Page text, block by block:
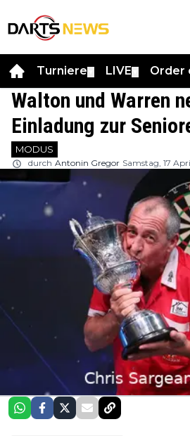
Turniere LIVE Order
Walton und Warren
Einladung zur
MODUS
durch Antonin Gregor Samstag, 17